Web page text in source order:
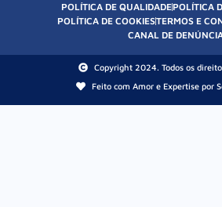
POLÍTICA DE QUALIDADEPOLÍTICA
POLÍTICA DE COOKIESTERMOS E
CANAL DE
Copyright 2024. Todos os
Feito com Amor e Expertise por